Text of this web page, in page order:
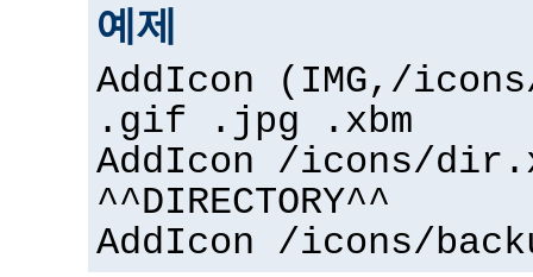
예제
AddIcon (IMG,/
.gif .jpg .xbm
AddIcon /icons/
^^DIRECTORY^^
AddIcon /icons/